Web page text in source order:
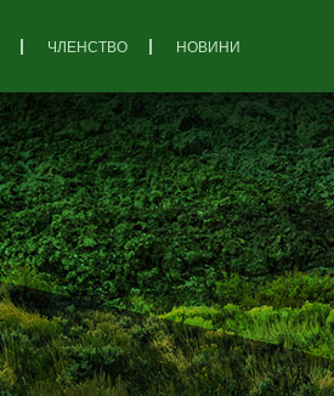
ЧЛЕНСТВО НОВИНИ